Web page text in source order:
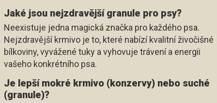
Jaké jsou nejzdravější granule pro psy?
Neexistuje jedna magická značka pro každého psa.
Nejzdravější krmivo je to, které nabízí kvalitní živočišné
bílkoviny, vyvážené tuky a vyhovuje trávení a energii
vašeho konkrétního psa.
Je lepší mokré krmivo (konzervy) nebo suché
(granule)?